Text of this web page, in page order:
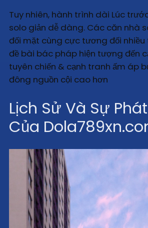
Tuy nhiên, hành trình dài Lúc
solo giản dễ dàng. Các căn nhà
đối mặt cùng cực tương đối
đề bài bác pháp hiện tượng đến
tuyên chiến & cạnh tranh ấm áp
đông nguồn cội cao hơn
Lịch Sử Và Sự
Của